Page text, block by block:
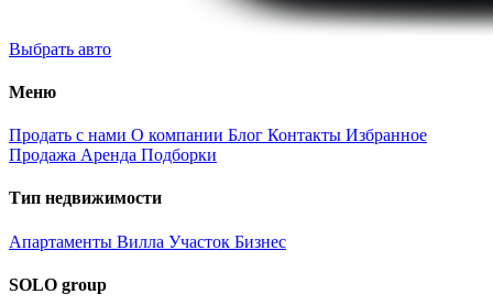
Выбрать авто
Меню
Продать с нами О компании Блог Контакты Избранное
Продажа Аренда Подборки
Тип недвижимости
Апартаменты Вилла Участок Бизнес
SOLO group